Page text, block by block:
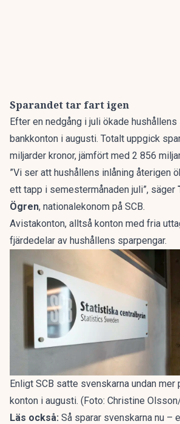
Sparandet tar fart igen
Efter en nedgång i juli ökade hushållens
bankkonton i augusti. Totalt uppgick
miljarder kronor, jämfört med 2 856
”Vi ser att hushållens inlåning återigen
ett tapp i semestermånaden juli”, säger
Ögren, nationalekonom på SCB.
Avistakonton, alltså konton med fria
fjärdedelar av hushållens sparpengar.
Enligt SCB satte svenskarna undan mer
konton i augusti. (Foto: Christine
Läs också: Så sparar svenskarna nu –